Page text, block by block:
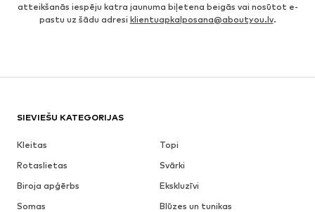
atteikšanās iespēju katra jaunuma biļetena beigās vai nosūtot e-
pastu uz šādu adresi klientuapkalposana@aboutyou.lv.
SIEVIEŠU KATEGORIJAS
Kleitas
Topi
Rotaslietas
Svārki
Biroja apģērbs
Ekskluzīvi
Somas
Blūzes un tunikas